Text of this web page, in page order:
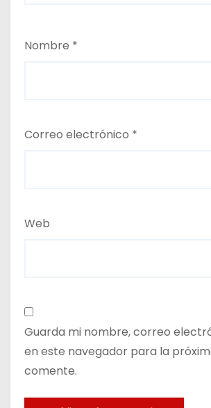
Nombre *
Correo electrónico *
Web
Guarda mi nombre, correo
en este navegador para la
comente.